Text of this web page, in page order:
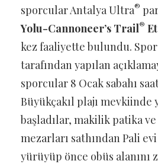
sporcular Antalya Ultra®
Yolu-Cannoneer’s Trail®
kez faaliyette bulundu.
tarafından yapılan
sporcular 8 Ocak sabahı
Büyükçakıl plajı mevkiinde
başladılar, makilik patika ve
mezarları sathından Pali
yürüyüp önce obüs alanını